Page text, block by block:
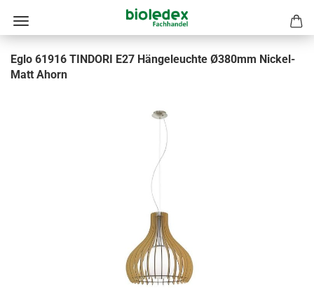
Eglo 61916 TINDORI E27 Hängeleuchte Ø380mm Nickel-
Matt Ahorn